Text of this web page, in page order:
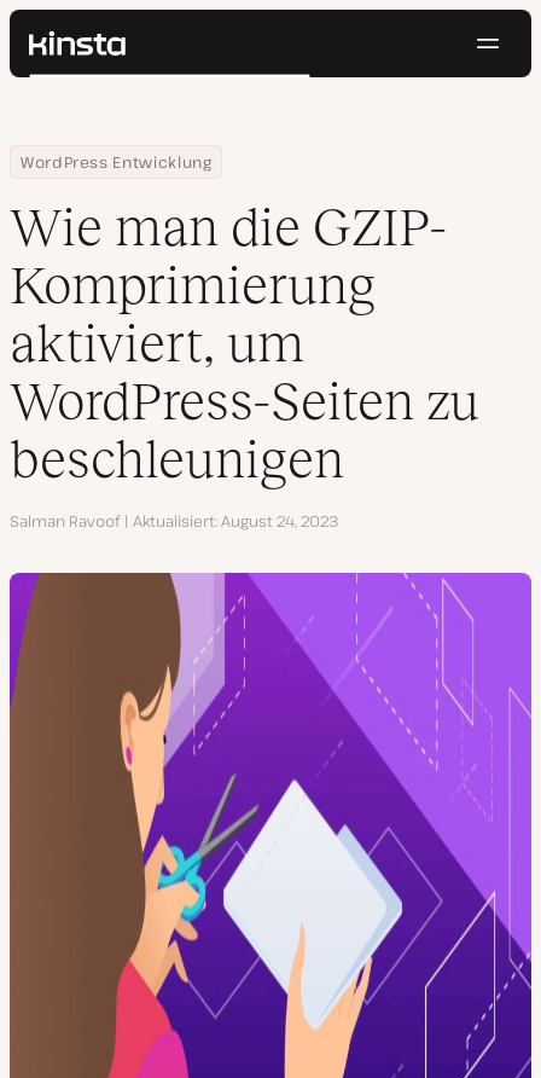
Kinsta®
Preise
Kontakt
Suchen
Home
Ressourcen Center
WordPress Entwicklung
Wie man die GZIP-Komprimierung aktiviert, um WordPress-
Wie man die GZIP-
Komprimierung
aktiviert, um
WordPress-Seiten zu
beschleunigen
Autor
Salman Ravoof Aktualisiert August 24, 2023